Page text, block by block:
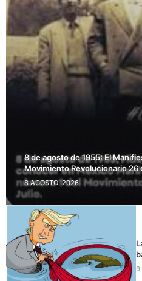
8 de agosto de 1955: El
Movimiento Revolucionario 26
8 AGOSTO, 2026
9